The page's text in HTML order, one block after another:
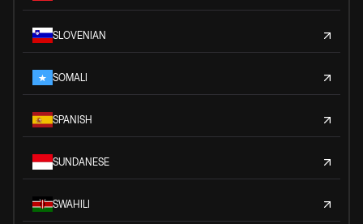
SLOVENIAN
SOMALI
SPANISH
SUNDANESE
SWAHILI